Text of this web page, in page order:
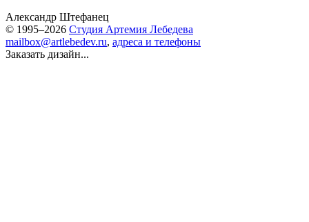
Александр Штефанец
© 1995–2026 Студия Артемия Лебедева
mailbox@artlebedev.ru, адреса и телефоны
Заказать дизайн...